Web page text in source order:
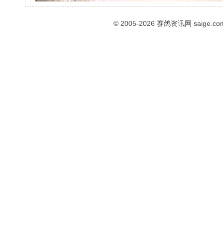
© 2005-2026 赛鸽资讯网